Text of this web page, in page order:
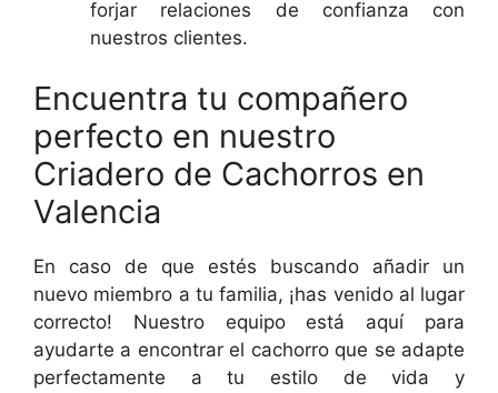
forjar relaciones de confianza con
nuestros clientes.
Encuentra tu compañero
perfecto en nuestro
Criadero de Cachorros en
Valencia
En caso de que estés buscando añadir un
nuevo miembro a tu familia, ¡has venido al lugar
correcto! Nuestro equipo está aquí para
ayudarte a encontrar el cachorro que se adapte
perfectamente a tu estilo de vida y